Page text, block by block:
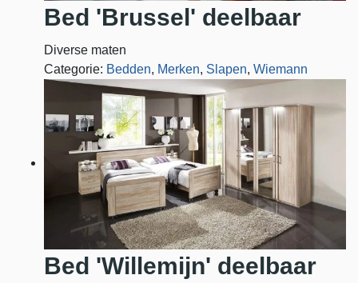
Bed 'Brussel' deelbaar
Diverse maten
Categorie: Bedden, Merken, Slapen, Wiemann
Bed 'Willemijn' deelbaar